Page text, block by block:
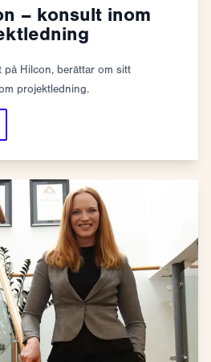
– konsult inom
på Hilcon, berättar om sitt
projektledning.